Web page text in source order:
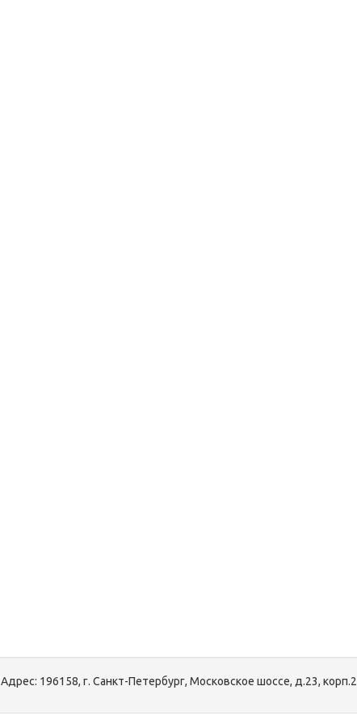
Адрес: 196158, г. Санкт-Петербург, Московское шоссе, д.23, корп.2